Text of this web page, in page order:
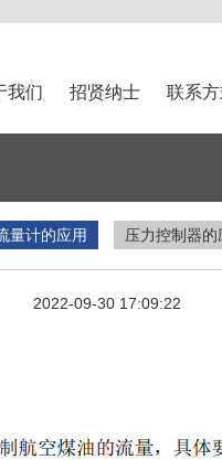
我们 招贤纳士 联系
量计的应用 压力控制器的
2022-09-30 17:09:22